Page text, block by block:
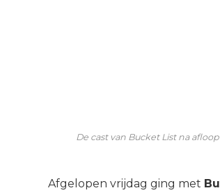
De cast van Bucket List na
Afgelopen vrijdag ging met